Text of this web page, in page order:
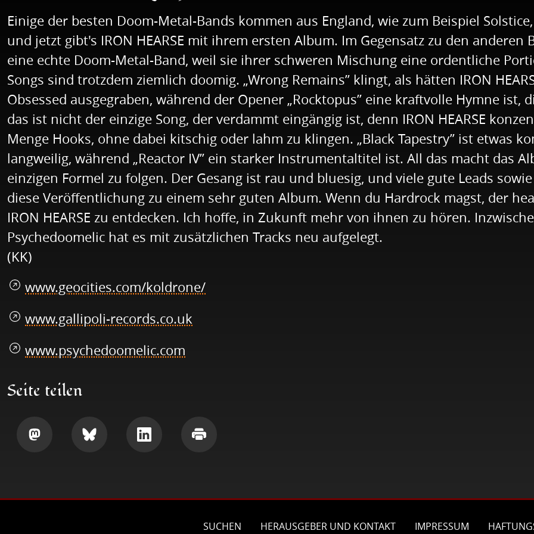
Einige der besten Doom-Metal-Bands kommen aus England, wie zum Beispiel
und jetzt gibt's IRON HEARSE mit ihrem ersten Album. Im Gegensatz zu den anderen
eine echte Doom-Metal-Band, weil sie ihrer schweren Mischung eine ordentliche
Songs sind trotzdem ziemlich doomig. „Wrong Remains” klingt, als hätten IRON
Obsessed ausgegraben, während der Opener „Rocktopus” eine kraftvolle Hymne
das ist nicht der einzige Song, der verdammt eingängig ist, denn IRON HEARSE
Menge Hooks, ohne dabei kitschig oder lahm zu klingen. „Black Tapestry” ist etwas
langweilig, während „Reactor IV” ein starker Instrumentaltitel ist. All das macht das
einzigen Formel zu folgen. Der Gesang ist rau und bluesig, und viele gute Leads
diese Veröffentlichung zu einem sehr guten Album. Wenn du Hardrock magst, der
IRON HEARSE zu entdecken. Ich hoffe, in Zukunft mehr von ihnen zu hören.
Psychedoomelic hat es mit zusätzlichen Tracks neu aufgelegt.
(KK)
www.geocities.com/koldrone/
www.gallipoli-records.co.uk
www.psychedoomelic.com
Seite teilen
SUCHEN HERAUSGEBER UND KONTAKT IMPRESSUM